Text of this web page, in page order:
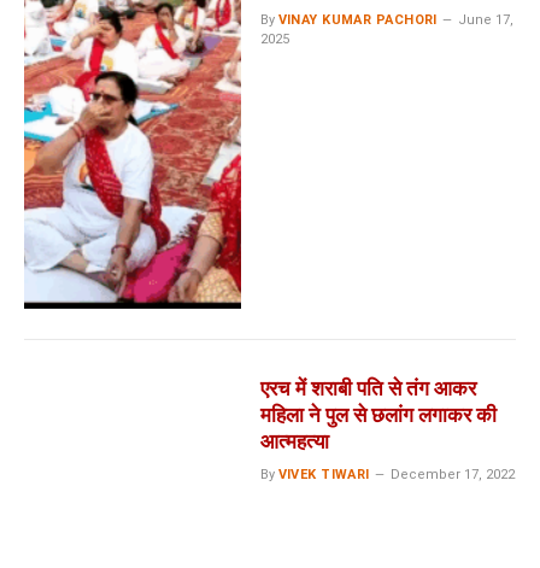
By VINAY KUMAR PACHORI
June 17,
2025
एरच में शराबी पति से तंग आकर
महिला ने पुल से छलांग लगाकर की
आत्महत्या
By VIVEK TIWARI December 17, 2022